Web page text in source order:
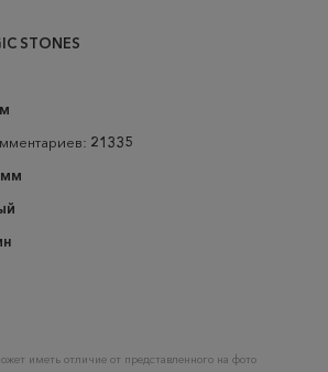
STONES
21335
мм
иметь отличие от представленного на фото